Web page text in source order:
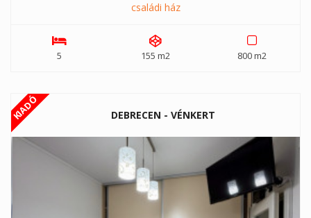
családi ház
5 155 m2 800 m2
KIADÓ DEBRECEN - VÉNKERT